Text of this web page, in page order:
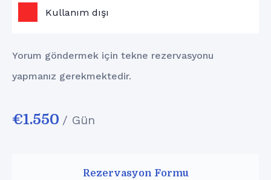
Kullanım dışı
Yorum göndermek için tekne rezervasyonu
yapmanız gerekmektedir.
€1.550 / Gün
Rezervasyon Formu